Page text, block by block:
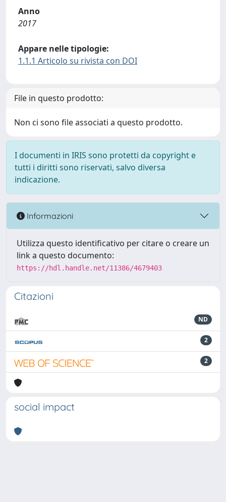
Anno
2017
Appare nelle tipologie:
1.1.1 Articolo su rivista con DOI
File in questo prodotto:
Non ci sono file associati a questo prodotto.
I documenti in IRIS sono protetti da copyright e
tutti i diritti sono riservati, salvo diversa
indicazione.
Informazioni
Utilizza questo identificativo per citare o creare un
link a questo documento:
https://hdl.handle.net/11386/4679403
Citazioni
ND
2
2
social impact